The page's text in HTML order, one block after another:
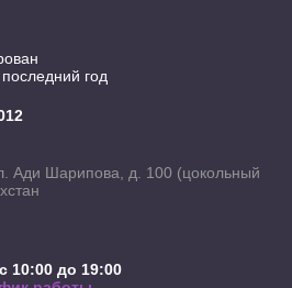
год
Ади Шарипова, д. 100 (цокольный
10:00 до 19:00